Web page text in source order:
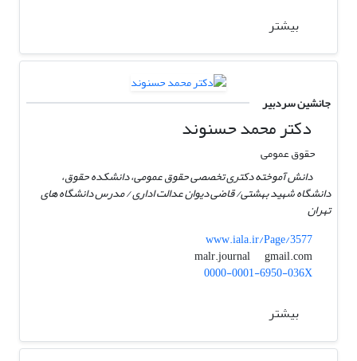
بیشتر
جانشین سردبیر
دکتر محمد حسنوند
حقوق عمومی
دانش آموخته دکتری تخصصی حقوق عمومی، دانشکده حقوق،
دانشگاه شهید بهشتی/ قاضی دیوان عدالت اداری / مدرس دانشگاه های
تهران
www.iala.ir/Page/3577
malr.journal
gmail.com
0000-0001-6950-036X
بیشتر